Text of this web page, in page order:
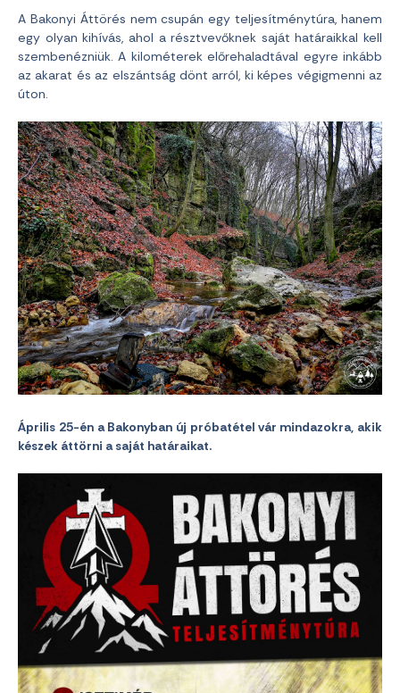
A Bakonyi Áttörés nem csupán egy teljesítménytúra, hanem
egy olyan kihívás, ahol a résztvevőknek saját határaikkal kell
szembenézniük. A kilométerek előrehaladtával egyre inkább
az akarat és az elszántság dönt arról, ki képes végigmenni az
úton.
Április 25-én a Bakonyban új próbatétel vár mindazokra, akik
készek áttörni a saját határaikat.